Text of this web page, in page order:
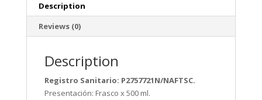
Description
Reviews (0)
Description
Registro Sanitario: P2757721N/NAFTSC.
Presentación: Frasco x 500 ml.